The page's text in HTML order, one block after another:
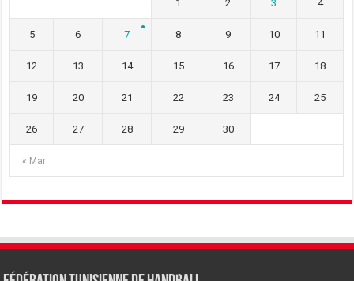
« Mar
1 2 3 4
5 6 7 8 9 10 11
12 13 14 15 16 17 18
19 20 21 22 23 24 25
26 27 28 29 30